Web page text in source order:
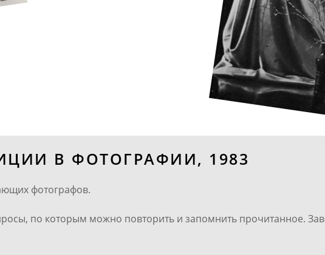
В ФОТОГРАФИИ, 1983
фотографов.
по которым можно повторить и запомнить прочитанное.